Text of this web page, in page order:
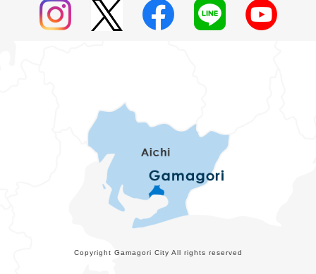
Copyright Gamagori City All rights reserved